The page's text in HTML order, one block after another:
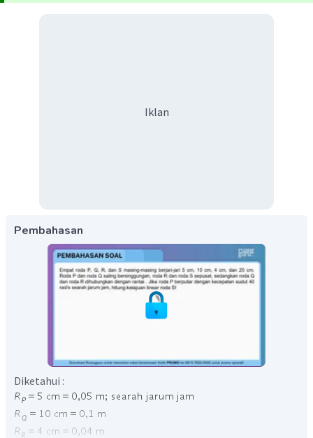
Iklan
Pembahasan
Diketahui :